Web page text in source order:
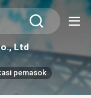
Ltd
pemasok